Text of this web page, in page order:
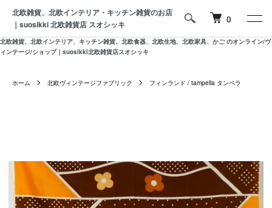
北欧雑貨、北欧インテリア、キッチン雑貨、北欧食器、北欧生地、北欧家具、かご のオンライン/ヴ
ィンテージ/ショップ｜suosikki北欧雑貨店スオシッキ
北欧雑貨、北欧インテリア・キッチン雑貨のお店
｜suosikki 北欧雑貨店 スオシッキ
0
ホーム 北欧ヴィンテージファブリック フィンランド / tampella タンペラ